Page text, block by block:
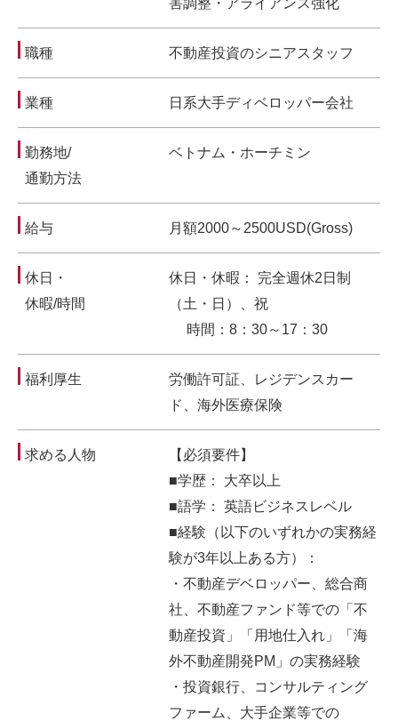
害調整・アライアンス強化
職種 不動産投資のシニアスタッフ
業種 日系大手ディベロッパー会社
勤務地/
通勤方法
ベトナム・ホーチミン
給与 月額2000～2500USD(Gross)
休日・
休暇/時間
休日・休暇： 完全週休2日制
（土・日）、祝
時間：8：30～17：30
福利厚生
労働許可証、レジデンスカー
ド、海外医療保険
求める人物
【必須要件】
■学歴： 大卒以上
■語学： 英語ビジネスレベル
■経験（以下のいずれかの実務経
験が3年以上ある方）：
・不動産デベロッパー、総合商
社、不動産ファンド等での「不
動産投資」「用地仕入れ」「海
外不動産開発PM」の実務経験
・投資銀行、コンサルティング
ファーム、大手企業等での